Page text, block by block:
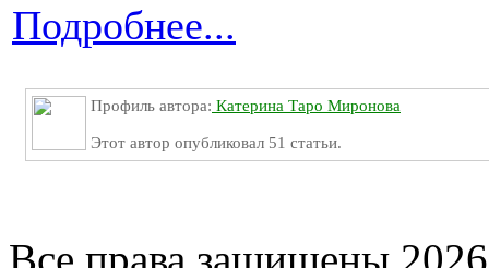
Подробнее...
Профиль автора: Катерина Таро Миронова
Этот автор опубликовал 51 статьи.
Все права защищены 2026